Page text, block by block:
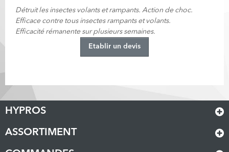
Détruit les insectes volants et rampants. Action de choc.
Efficace contre tous insectes rampants et volants.
Efficacité rémanente sur plusieurs semaines.
Etablir un devis
HYPROS
ASSORTIMENT